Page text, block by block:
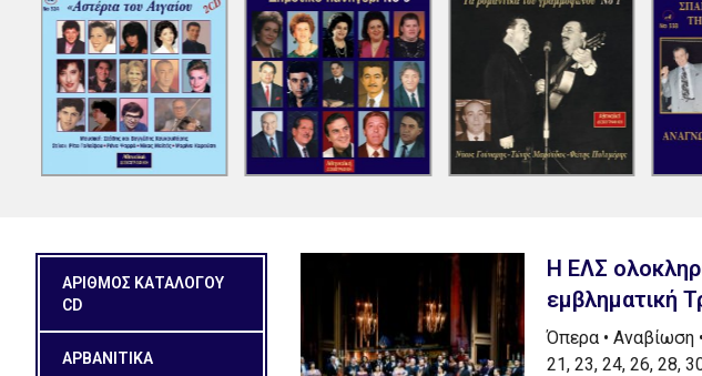
ΑΡΙΘΜΟΣ ΚΑΤΑΛΟΓΟΥ
CD
ΑΡΒΑΝΙΤΙΚΑ
Η ΕΛΣ
εμβληματική
Όπερα • Αναβίωση
21, 23, 24, 26, 28,